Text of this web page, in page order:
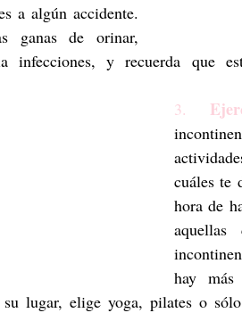
a algún accidente.
ganas de orinar,
infecciones, y recuerda que
3.
cuáles te
hora de
hay
lugar, elige yoga, pilates o